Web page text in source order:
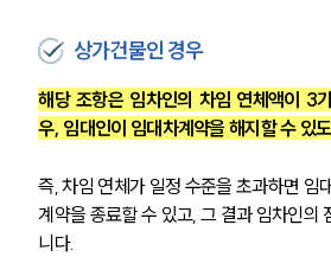
팀소개
대륜의 강점
글로벌 파트너
고객의 소리
상가건물인 경우
해당 조항은 임차인의 차임 연체액이 3
우, 임대인이 임대차계약을 해지할 수 있
즉, 차임 연체가 일정 수준을 초과하면 임
계약을 종료할 수 있고, 그 결과 임차인의
니다.